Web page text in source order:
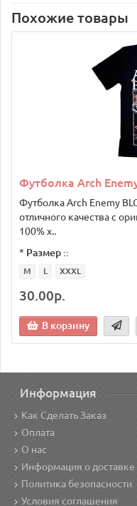
Похожие товары
Футболка Arch
Футболка Arch Enemy
отличного качества с
100% х..
* Размер ::
M L XXXL
30.00р.
В корзину
Информация
Как Сделать Заказ
Оплата
О нас
Информация о доставке
Политика безопасности
Условия соглашения